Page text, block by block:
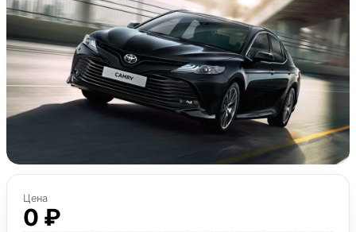
Цена
0 ₽